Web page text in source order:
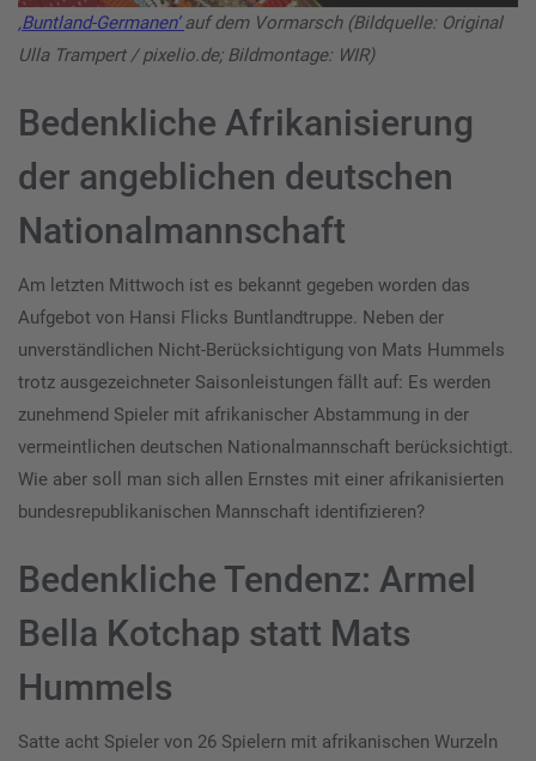
‚Buntland-Germanen‘auf dem Vormarsch (Bildquelle: Original
Ulla Trampert / pixelio.de; Bildmontage: WIR)
Bedenkliche Afrikanisierung
der angeblichen deutschen
Nationalmannschaft
Am letzten Mittwoch ist es bekannt gegeben worden das
Aufgebot von Hansi Flicks Buntlandtruppe. Neben der
unverständlichen Nicht-Berücksichtigung von Mats Hummels
trotz ausgezeichneter Saisonleistungen fällt auf: Es werden
zunehmend Spieler mit afrikanischer Abstammung in der
vermeintlichen deutschen Nationalmannschaft berücksichtigt.
Wie aber soll man sich allen Ernstes mit einer afrikanisierten
bundesrepublikanischen Mannschaft identifizieren?
Bedenkliche Tendenz: Armel
Bella Kotchap statt Mats
Hummels
Satte acht Spieler von 26 Spielern mit afrikanischen Wurzeln